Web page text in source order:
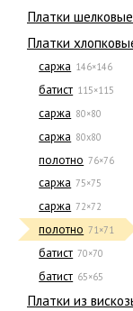
Платки шелковые
Платки
саржа 146×146
батист 115×115
саржа 80×80
саржа 80х80
полотно 76×76
саржа 75×75
саржа 72×72
полотно 71×71
батист 70×70
батист 65×65
Платки из